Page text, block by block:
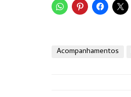
Acompanhamentos